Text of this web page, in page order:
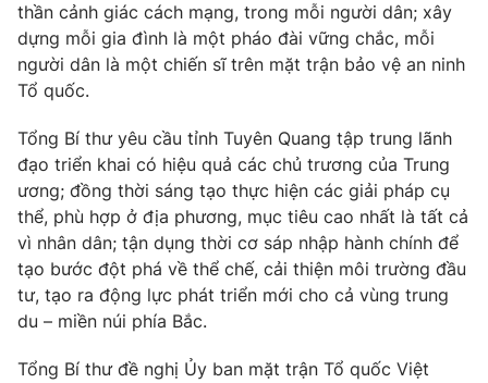
thần cảnh giác cách mạng, trong mỗi người dân; xây
dựng mỗi gia đình là một pháo đài vững chắc, mỗi
người dân là một chiến sĩ trên mặt trận bảo vệ an ninh
Tổ quốc.
Tổng Bí thư yêu cầu tỉnh Tuyên Quang tập trung lãnh
đạo triển khai có hiệu quả các chủ trương của Trung
ương; đồng thời sáng tạo thực hiện các giải pháp cụ
thể, phù hợp ở địa phương, mục tiêu cao nhất là tất cả
vì nhân dân; tận dụng thời cơ sáp nhập hành chính để
tạo bước đột phá về thể chế, cải thiện môi trường đầu
tư, tạo ra động lực phát triển mới cho cả vùng trung
du – miền núi phía Bắc.
Tổng Bí thư đề nghị Ủy ban mặt trận Tổ quốc Việt